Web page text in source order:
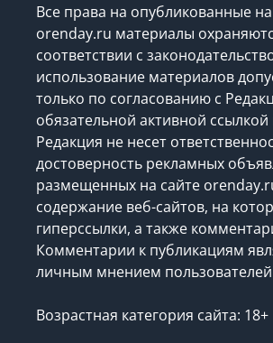
Все права на опубликованные
orenday.ru материалы
соответствии с
использование материалов
только по согласованию с
обязательной активной ссылкой
Редакция не несет
достоверность рекламных
размещенных на сайте
содержание веб-сайтов, на
гиперссылки, а также
Комментарии к публикациям
личным мнением пользователей
Возрастная категория сайта: 18+